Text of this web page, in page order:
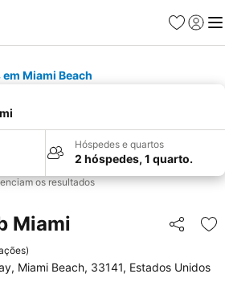
Favoritos
Iniciar
Miami Beach
Hóspedes e quartos
2 hóspedes, 1 quarto.
os resultados
Miami Partilhar
)
Miami Beach, 33141, Estados Unidos